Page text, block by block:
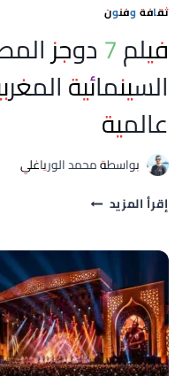
ثقافة وفنون
فيلم 7
السينمائية
عالمية
بواسطةمحمد الورياغلي
إقرأ المزيد فيلم
المصري
يصل
القاعات
السينمائية
المغربية
ملحمة
أكشن